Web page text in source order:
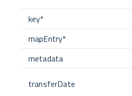
key*
mapEntry*
metadata
transferDate